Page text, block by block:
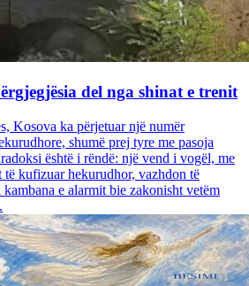
del nga shinat e trenit
Kosova ka përjetuar një numër
shumë prej tyre me pasoja
është i rëndë: një vend i vogël, me
të kufizuar hekurudhor, vazhdon të
e alarmit bie zakonisht vetëm